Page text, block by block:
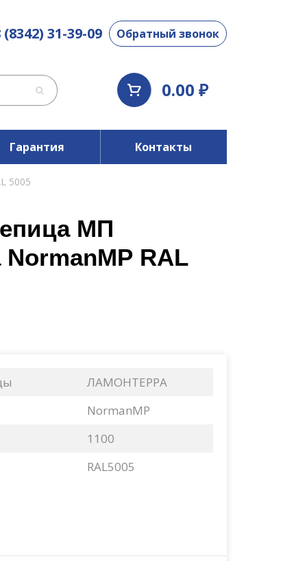
(8342) 31-39-09 Обратный звонок
0.00 ₽
Гарантия Контакты
5005
МП
RAL
ЛАМОНТЕРРА
NormanMP
1100
RAL5005